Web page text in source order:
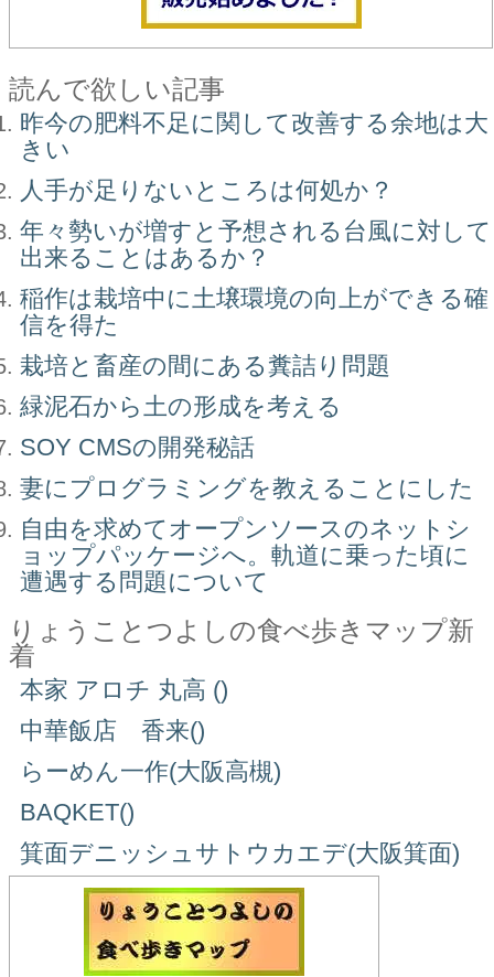
読んで欲しい記事
昨今の肥料不足に関して改善する余地は大
きい
人手が足りないところは何処か？
年々勢いが増すと予想される台風に対して
出来ることはあるか？
稲作は栽培中に土壌環境の向上ができる確
信を得た
栽培と畜産の間にある糞詰り問題
緑泥石から土の形成を考える
SOY CMSの開発秘話
妻にプログラミングを教えることにした
自由を求めてオープンソースのネットシ
ョップパッケージへ。軌道に乗った頃に
遭遇する問題について
りょうことつよしの食べ歩きマップ新
着
本家 アロチ 丸高 ()
中華飯店 香来()
らーめん一作(大阪高槻)
BAQKET()
箕面デニッシュサトウカエデ(大阪箕面)